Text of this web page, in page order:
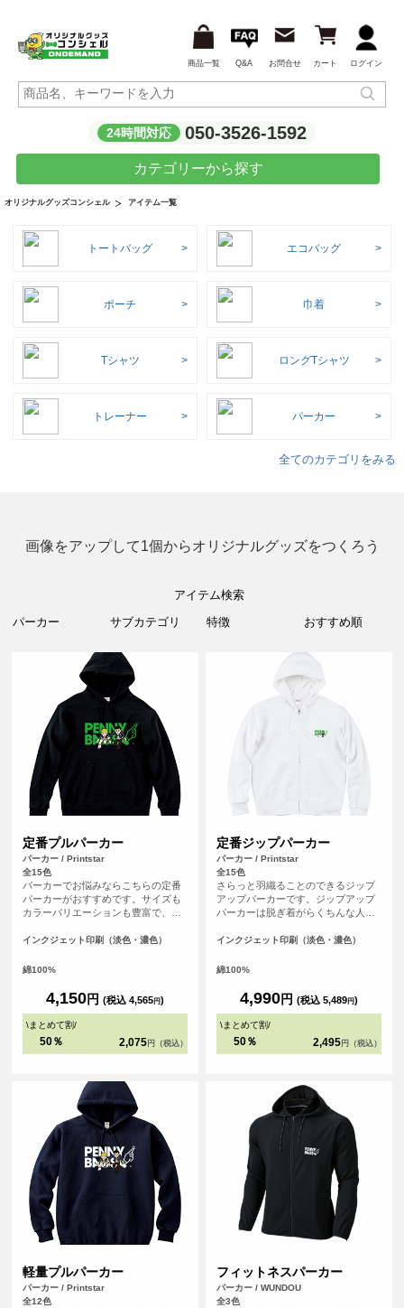
商品一覧 Q&A お問合せ カート ログイン
24時間対応 050-3526-1592
カテゴリーから探す
オリジナルグッズコンシェル アイテム一覧
トートバッグ エコバッグ
ポーチ 巾着
Tシャツ ロングTシャツ
トレーナー パーカー
全てのカテゴリをみる
画像をアップして1個からオリジナルグッズをつくろう
アイテム検索
定番プルパーカー
パーカー / Printstar
全15色
パーカーでお悩みならこちらの定番
パーカーがおすすめです。サイズも
カラーバリエーションも豊富で、し
いなしのアイテムです。
インクジェット印刷（淡色・濃色）
綿100%
4,150円 (税込 4,565円)
\まとめて割/
50％ 2,075 円（税込）
定番ジップパーカー
パーカー / Printstar
全15色
さらっと羽織ることのできるジップ
アップパーカーです。ジップアップ
パーカーは脱ぎ着がらくちんな人気
インクジェット印刷（淡色・濃色）
綿100%
4,990円 (税込 5,489円)
\まとめて割/
50％ 2,495 円（税込）
軽量プルパーカー
パーカー / Printstar
全12色
フィットネスパーカー
パーカー / WUNDOU
全3色